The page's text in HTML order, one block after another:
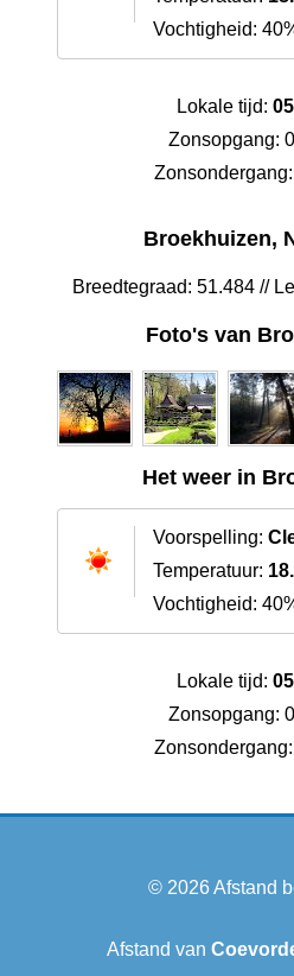
Vochtigheid:
Lokale tijd:
Zonsopgang:
Broekhuizen,
Breedtegraad: 51.484 //
Foto's van
Het weer in
Voorspelling:
Temperatuur:
Vochtigheid:
Lokale tijd:
Zonsopgang:
© 2026Afstand
Afstand van